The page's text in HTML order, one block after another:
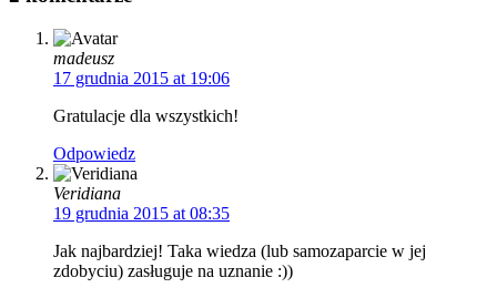
madeusz
17 grudnia 2015 at 19:06
Gratulacje dla wszystkich!
Odpowiedz
Veridiana
19 grudnia 2015 at 08:35
Jak najbardziej! Taka wiedza (lub samozaparcie w jej
zdobyciu) zasługuje na uznanie :))